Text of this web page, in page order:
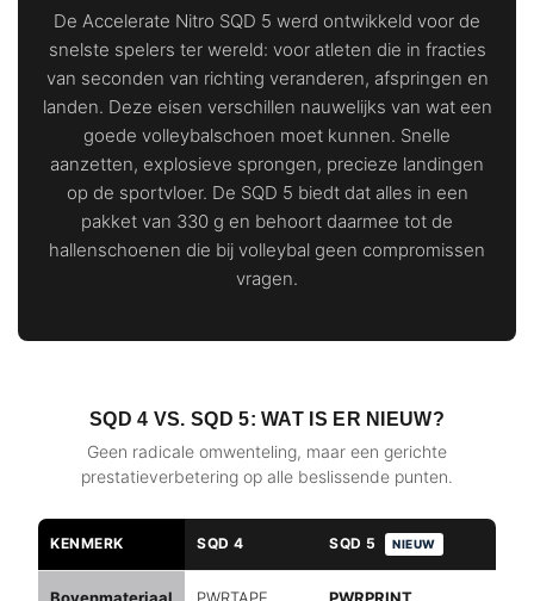
De Accelerate Nitro SQD 5 werd ontwikkeld voor de
snelste spelers ter wereld: voor atleten die in fracties
van seconden van richting veranderen, afspringen en
landen. Deze eisen verschillen nauwelijks van wat een
goede volleybalschoen moet kunnen. Snelle
aanzetten, explosieve sprongen, precieze landingen
op de sportvloer. De SQD 5 biedt dat alles in een
pakket van 330 g en behoort daarmee tot de
hallenschoenen die bij volleybal geen compromissen
vragen.
SQD 4 VS. SQD 5: WAT IS ER NIEUW?
Geen radicale omwenteling, maar een gerichte
prestatieverbetering op alle beslissende punten.
KENMERK SQD 4 SQD 5 NIEUW